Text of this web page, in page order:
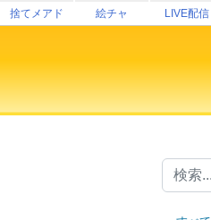
捨てメアド 絵チャ LIVE配信